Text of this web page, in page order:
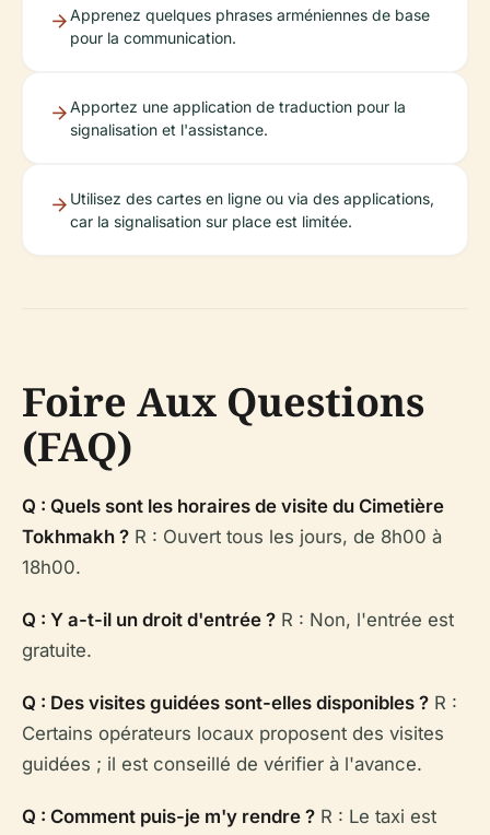
Apprenez quelques phrases arméniennes de base
pour la communication.
Apportez une application de traduction pour la
signalisation et l'assistance.
Utilisez des cartes en ligne ou via des applications,
car la signalisation sur place est limitée.
Foire Aux Questions
(FAQ)
Q : Quels sont les horaires de visite du Cimetière
Tokhmakh ? R : Ouvert tous les jours, de 8h00 à
18h00.
Q : Y a-t-il un droit d'entrée ? R : Non, l'entrée est
gratuite.
Q : Des visites guidées sont-elles disponibles ? R :
Certains opérateurs locaux proposent des visites
guidées ; il est conseillé de vérifier à l'avance.
Q : Comment puis-je m'y rendre ? R : Le taxi est